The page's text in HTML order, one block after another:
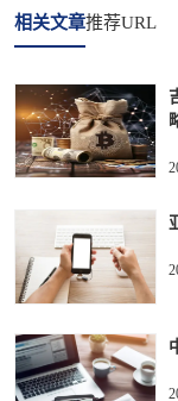
相关文章推荐URL